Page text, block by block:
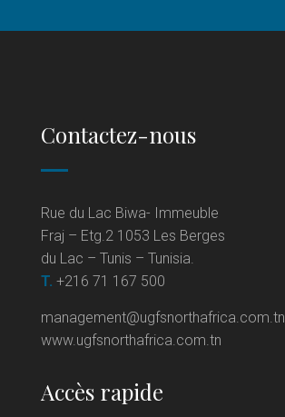
Contactez-nous
Rue du Lac Biwa- Immeuble
Fraj – Etg.2 1053 Les Berges
du Lac – Tunis – Tunisia.
T. +216 71 167 500
management@ugfsnorthafrica.com.tn
www.ugfsnorthafrica.com.tn
Accès rapide